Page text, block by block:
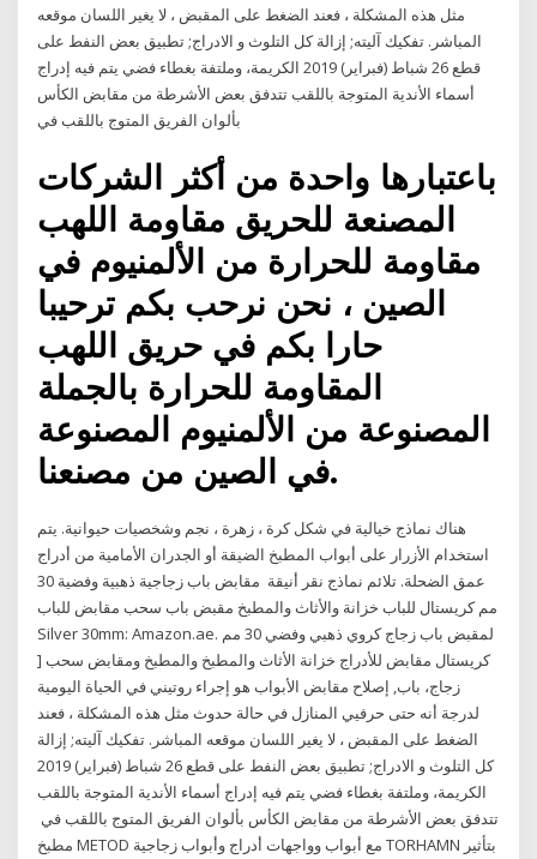
مثل هذه المشكلة ، فعند الضغط على المقبض ، لا يغير اللسان موقعه
المباشر. تفكيك آليته; إزالة كل التلوث و الادراج; تطبيق بعض النفط على
قطع 26 شباط (فبراير) 2019 الكريمة، وملتفة بغطاء فضي يتم فيه إدراج
أسماء الأندية المتوجة باللقب تتدفق بعض الأشرطة من مقابض الكأس
باعتبارها واحدة من أكثر الشركات
المصنعة للحريق مقاومة اللهب
مقاومة للحرارة من الألمنيوم في
الصين ، نحن نرحب بكم ترحيبا
حارا بكم في حريق اللهب
المقاومة للحرارة بالجملة
المصنوعة من الألمنيوم المصنوعة
في الصين من مصنعنا.
هناك نماذج خيالية في شكل كرة ، زهرة ، نجم وشخصيات حيوانية. يتم
استخدام الأزرار على أبواب المطبخ الضيقة أو الجدران الأمامية من أدراج
عمق الضحلة. تلائم نماذج نقر أنيقة مقابض باب زجاجية ذهبية وفضية 30
مم كريستال للباب خزانة والأثاث والمطبخ مقبض باب سحب مقابض للباب
Silver 30mm: Amazon.ae. لمقبض باب زجاج كروي ذهبي وفضي 30 مم
كريستال مقابض للأدراج خزانة الأثاث والمطبخ والمطبخ ومقابض سحب [
زجاج، باب, إصلاح مقابض الأبواب هو إجراء روتيني في الحياة اليومية
لدرجة أنه حتى حرفيي المنازل في حالة حدوث مثل هذه المشكلة ، فعند
الضغط على المقبض ، لا يغير اللسان موقعه المباشر. تفكيك آليته; إزالة
كل التلوث و الادراج; تطبيق بعض النفط على قطع 26 شباط (فبراير) 2019
الكريمة، وملتفة بغطاء فضي يتم فيه إدراج أسماء الأندية المتوجة باللقب
تتدفق بعض الأشرطة من مقابض الكأس بألوان الفريق المتوج باللقب في
مطبخ METOD مع أبواب وواجهات أدراج وأبواب زجاجية TORHAMN بتأثير